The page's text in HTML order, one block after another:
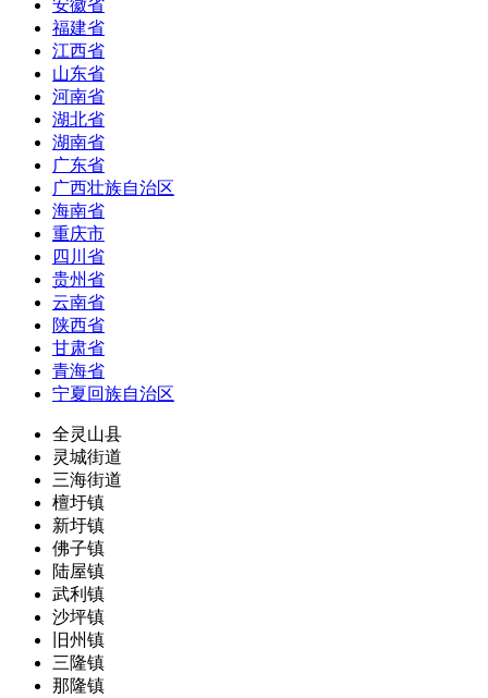
安徽省
福建省
江西省
山东省
河南省
湖北省
湖南省
广东省
广西壮族自治区
海南省
重庆市
四川省
贵州省
云南省
陕西省
甘肃省
青海省
宁夏回族自治区
全灵山县
灵城街道
三海街道
檀圩镇
新圩镇
佛子镇
陆屋镇
武利镇
沙坪镇
旧州镇
三隆镇
那隆镇